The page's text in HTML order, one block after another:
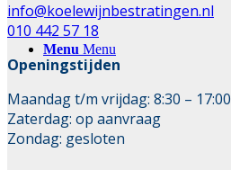
Menu Menu
info@koelewijnbestratingen.nl
010 442 57 18
Openingstijden
Maandag t/m vrijdag: 8:30 – 17:00
Zaterdag: op aanvraag
Zondag: gesloten